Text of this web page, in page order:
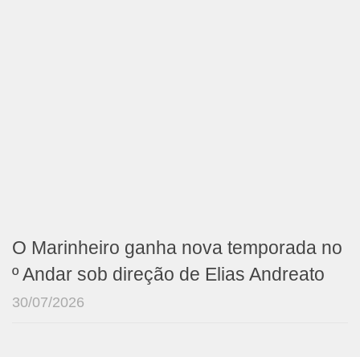
O Marinheiro ganha nova temporada no
º Andar sob direção de Elias Andreato
30/07/2026